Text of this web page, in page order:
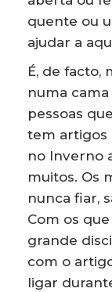
quente ou
ajudar a
É, de facto,
numa
pessoas
tem artigos
no Inverno
muitos. Os
nunca fiar,
Com os
grande
com o
ligar